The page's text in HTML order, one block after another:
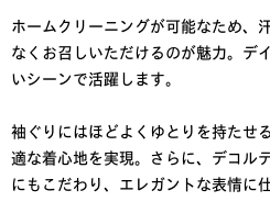
ホームクリーニングが可能なため、
なくお召しいただけるのが魅力。デ
いシーンで活躍します。
袖ぐりにはほどよくゆとりを持たせ
適な着心地を実現。さらに、デコル
にもこだわり、エレガントな表情に